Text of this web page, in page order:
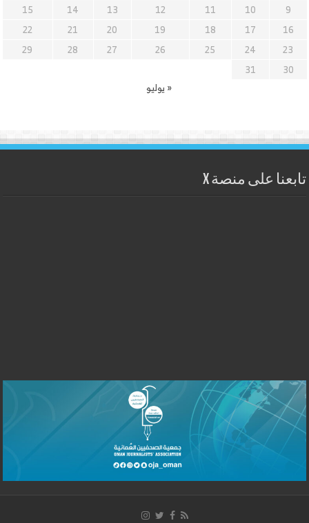
9
10
11
12
13
14
15
16
17
18
19
20
21
22
23
24
25
26
27
28
29
30
31
« يوليو
تابعنا على منصة X